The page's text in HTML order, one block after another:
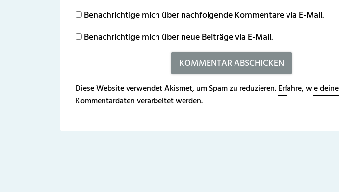
Benachrichtige mich über nachfolgende Kommentare via E-Mail.
Benachrichtige mich über neue Beiträge via E-Mail.
Diese Website verwendet Akismet, um Spam zu reduzieren.Erfahre, wie deine
Kommentardaten verarbeitet werden.